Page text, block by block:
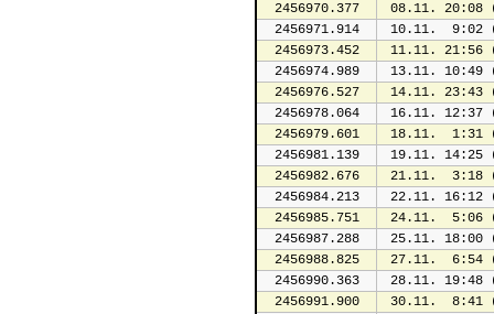
2456970.377
08.11. 20:08
2456971.914
10.11.  9:02
2456973.452
11.11. 21:56
2456974.989
13.11. 10:49
2456976.527
14.11. 23:43
2456978.064
16.11. 12:37
2456979.601
18.11.  1:31
2456981.139
19.11. 14:25
2456982.676
21.11.  3:18
2456984.213
22.11. 16:12
2456985.751
24.11.  5:06
2456987.288
25.11. 18:00
2456988.825
27.11.  6:54
2456990.363
28.11. 19:48
2456991.900
30.11.  8:41